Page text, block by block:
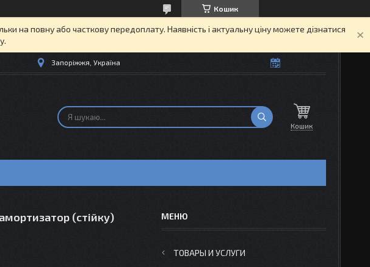
Кошик
на повну або часткову передоплату. Наявність і актуальну ціну можете дізнатися
Запоріжжя, Україна
Кошик
(стійку)
ТОВАРЫ И УСЛУГИ